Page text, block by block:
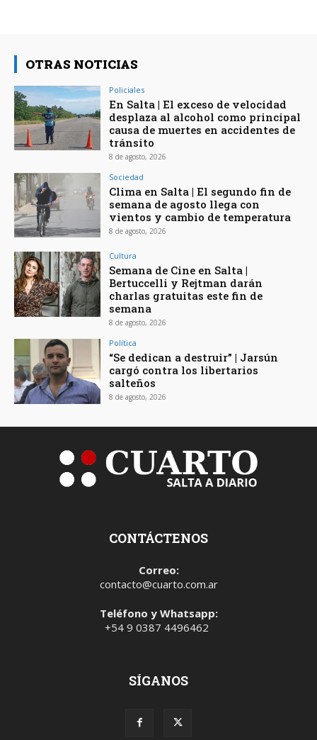
OTRAS NOTICIAS
Policiales
En Salta | El exceso de velocidad
desplaza al alcohol como principal
causa de muertes en accidentes de
tránsito
8 de agosto, 2026
Sociedad
Clima en Salta | El segundo fin de
semana de agosto llega con
vientos y cambio de temperatura
8 de agosto, 2026
Cultura
Semana de Cine en Salta |
Bertuccelli y Rejtman darán
charlas gratuitas este fin de
semana
8 de agosto, 2026
Política
“Se dedican a destruir” | Jarsún
cargó contra los libertarios
salteños
8 de agosto, 2026
CONTÁCTENOS
Correo:
contacto@cuarto.com.ar
Teléfono y Whatsapp:
+54 9 0387 4496462
SÍGANOS